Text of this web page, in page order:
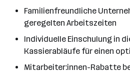
Familienfreundliche
geregelten Arbeitszeiten
Individuelle Einschulung in
Kassierabläufe für einen
Mitarbeiter:innen-Rabatte